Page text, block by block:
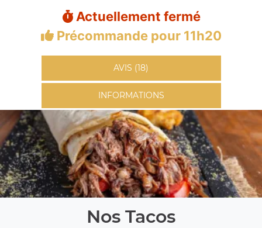
Actuellement fermé
Précommande pour 11h20
AVIS (18)
INFORMATIONS
Nos Tacos